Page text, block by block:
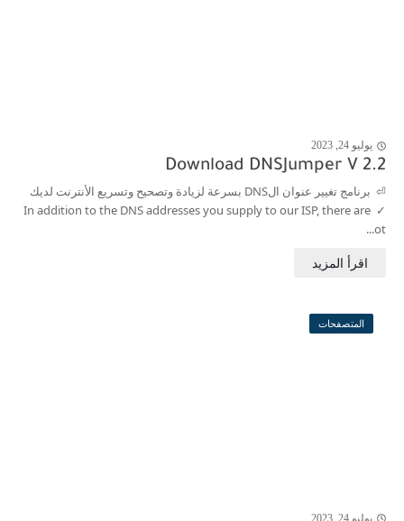
j يوليو 24, 2023
Download DNSJumper V 2.2
⏎ برنامج تغيير عنوان الDNS بسرعة لزيادة وتصحيح وتسريع الأنترنت لديك
✓ In addition to the DNS addresses you supply to our ISP, there are
ot...
المتصفحات
يوليو 24, 2023